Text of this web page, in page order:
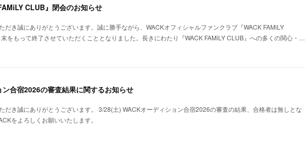
CLUB』閉会のお知らせ
だき誠にありがとうございます。誠に勝手ながら、WACKオフィシャルファンクラブ『WACK FAMiLY
をもって終了させていただくこととなりました。長きにわたり『WACK FAMiLY CLUB』への多くの関心・…
合宿2026の審査結果に関するお知らせ
だき誠にありがとうございます。 3/28(土) WACKオーディション合宿2026の審査の結果、合格者は無しとな
をよろしくお願いいたします。